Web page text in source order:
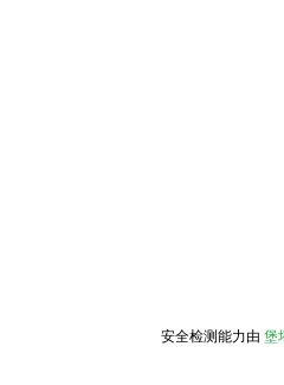
安全检测能力由 堡